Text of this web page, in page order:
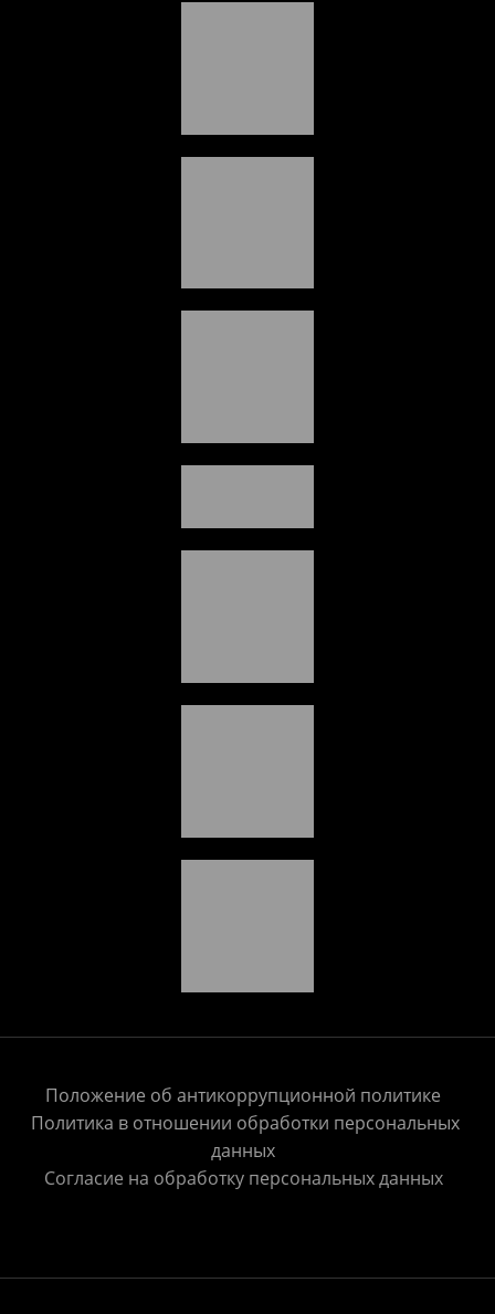
Положение об антикоррупционной политике
Политика в отношении обработки персональных
данных
Согласие на обработку персональных данных